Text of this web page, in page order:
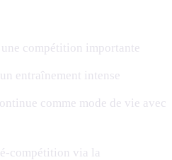
compétition importante
entraînement intense
comme mode de vie avec
compétition via la